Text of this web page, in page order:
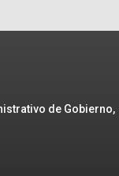
de Gobierno,